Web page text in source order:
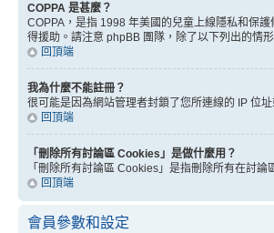
COPPA 是甚麼？
COPPA，是指 1998 年美國的兒童上線隱私和保
得援助。請注意 phpBB 團隊，除了以下列出的情
回頂端
我為什麼不能註冊？
很可能是因為網站管理者封鎖了您所連線的 IP 位
回頂端
「刪除所有討論區 Cookies」是做什麼用？
「刪除所有討論區 Cookies」是指刪除所有在討
回頂端
會員參數和設定